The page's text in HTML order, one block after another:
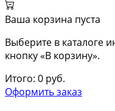
Ваша корзина пуста
Выберите в каталоге
кнопку «В корзину».
Итого: 0 руб.
Оформить заказ